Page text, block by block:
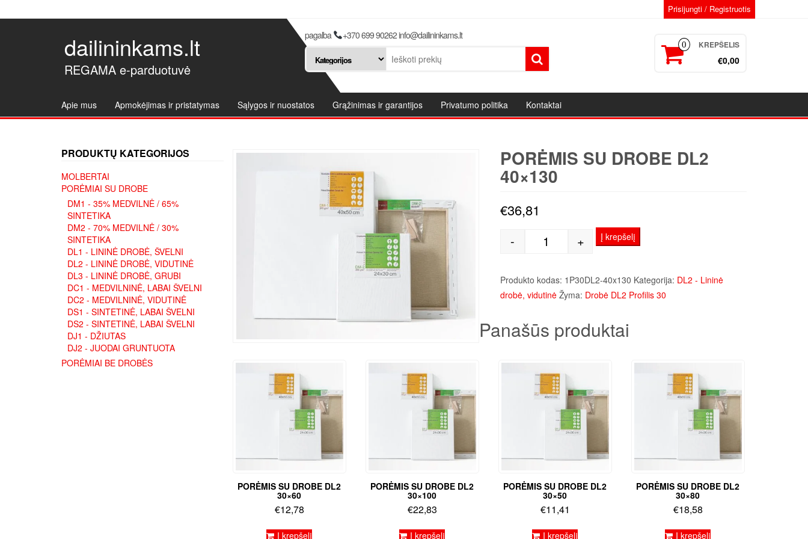
Prisijungti / Registruotis
dailininkams.lt
REGAMA e-parduotuvė
pagalba +370 699 90262 info@dailininkams.lt
0 KREPŠELIS
€0,00
Apie mus Apmokėjimas ir pristatymas Sąlygos ir nuostatos Grąžinimas ir garantijos Privatumo politika Kontaktai
PRODUKTŲ KATEGORIJOS
MOLBERTAI
PORĖMIAI SU DROBE
DM1 - 35% MEDVILNĖ / 65%
SINTETIKA
DM2 - 70% MEDVILNĖ / 30%
SINTETIKA
DL1 - LININĖ DROBĖ, ŠVELNI
DL2 - LININĖ DROBĖ, VIDUTINĖ
DL3 - LININĖ DROBĖ, GRUBI
DC1 - MEDVILNINĖ, LABAI ŠVELNI
DC2 - MEDVILNINĖ, VIDUTINĖ
DS1 - SINTETINĖ, LABAI ŠVELNI
DS2 - SINTETINĖ, LABAI ŠVELNI
DJ1 - DŽIUTAS
DJ2 - JUODAI GRUNTUOTA
PORĖMIAI BE DROBĖS
PORĖMIS SU DROBE DL2
40×130
€36,81
produkto kiekis: Porėmis su drobe DL2 40x130
- + Į krepšelį
Produkto kodas: 1P30DL2-40x130 Kategorija: DL2 - Lininė
drobė, vidutinė Žyma: Drobė DL2 Profilis 30
Panašūs produktai
PORĖMIS SU DROBE DL2
30×60
€12,78
Į krepšelį
PORĖMIS SU DROBE DL2
30×100
€22,83
Į krepšelį
PORĖMIS SU DROBE DL2
30×50
€11,41
Į krepšelį
PORĖMIS SU DROBE DL2
30×80
€18,58
Į krepšelį